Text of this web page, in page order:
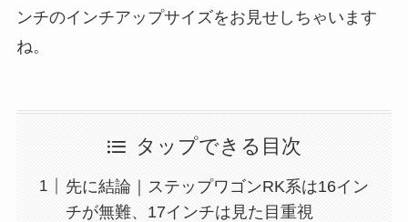
ンチのインチアップサイズをお見せしちゃいます
ね。
タップできる目次
先に結論｜ステップワゴンRK系は16イン
チが無難、17インチは見た目重視